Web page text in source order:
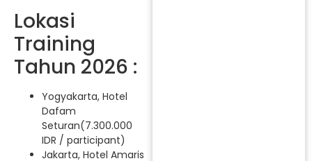
Lokasi
Training
Tahun 2026 :
Yogyakarta, Hotel
Dafam
Seturan(7.300.000
IDR / participant)
Jakarta, Hotel Amaris